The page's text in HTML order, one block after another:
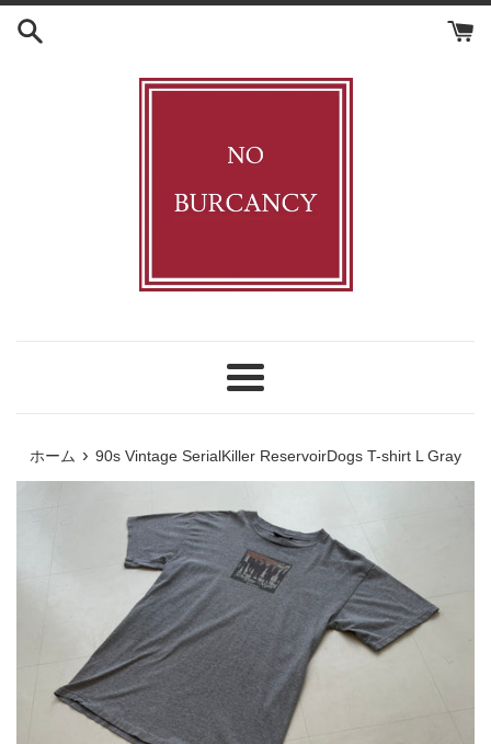
コ
メ
ー
ホーム › 90s Vintage SerialKiller ReservoirDogs T-shirt L Gray